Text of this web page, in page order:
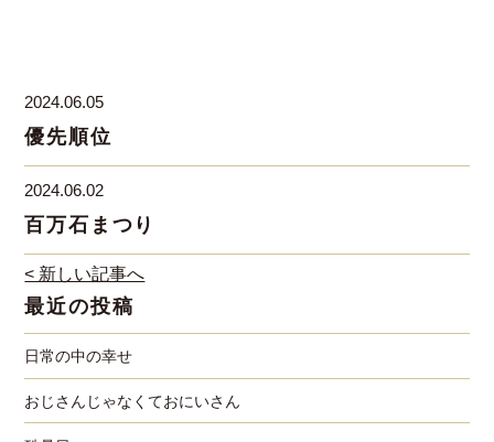
2024.06.05
優先順位
2024.06.02
百万石まつり
< 新しい記事へ
最近の投稿
日常の中の幸せ
おじさんじゃなくておにいさん